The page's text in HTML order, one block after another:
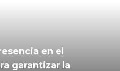
en el
garantizar la